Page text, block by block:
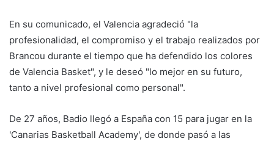
En su comunicado, el Valencia agradeció "la
profesionalidad, el compromiso y el trabajo realizados por
Brancou durante el tiempo que ha defendido los colores
de Valencia Basket", y le deseó "lo mejor en su futuro,
tanto a nivel profesional como personal".
De 27 años, Badio llegó a España con 15 para jugar en la
'Canarias Basketball Academy', de donde pasó a las